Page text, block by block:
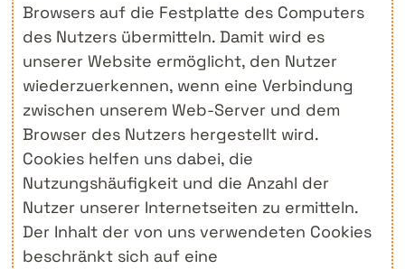
Browsers auf die Festplatte des Computers
des Nutzers übermitteln. Damit wird es
unserer Website ermöglicht, den Nutzer
wiederzuerkennen, wenn eine Verbindung
zwischen unserem Web-Server und dem
Browser des Nutzers hergestellt wird.
Cookies helfen uns dabei, die
Nutzungshäufigkeit und die Anzahl der
Nutzer unserer Internetseiten zu ermitteln.
Der Inhalt der von uns verwendeten Cookies
beschränkt sich auf eine